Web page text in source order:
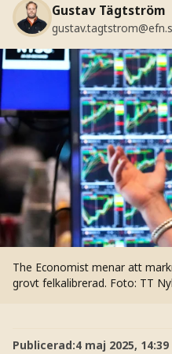
Gustav Tägtström
The Economist menar att
grovt felkalibrerad. Foto: TT
Publicerad:4 maj 2025, 14:39